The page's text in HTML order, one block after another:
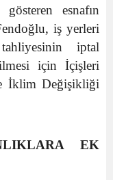
esnafın
iş yerleri
iptal
için İçişleri
İklim Değişikliği
EK